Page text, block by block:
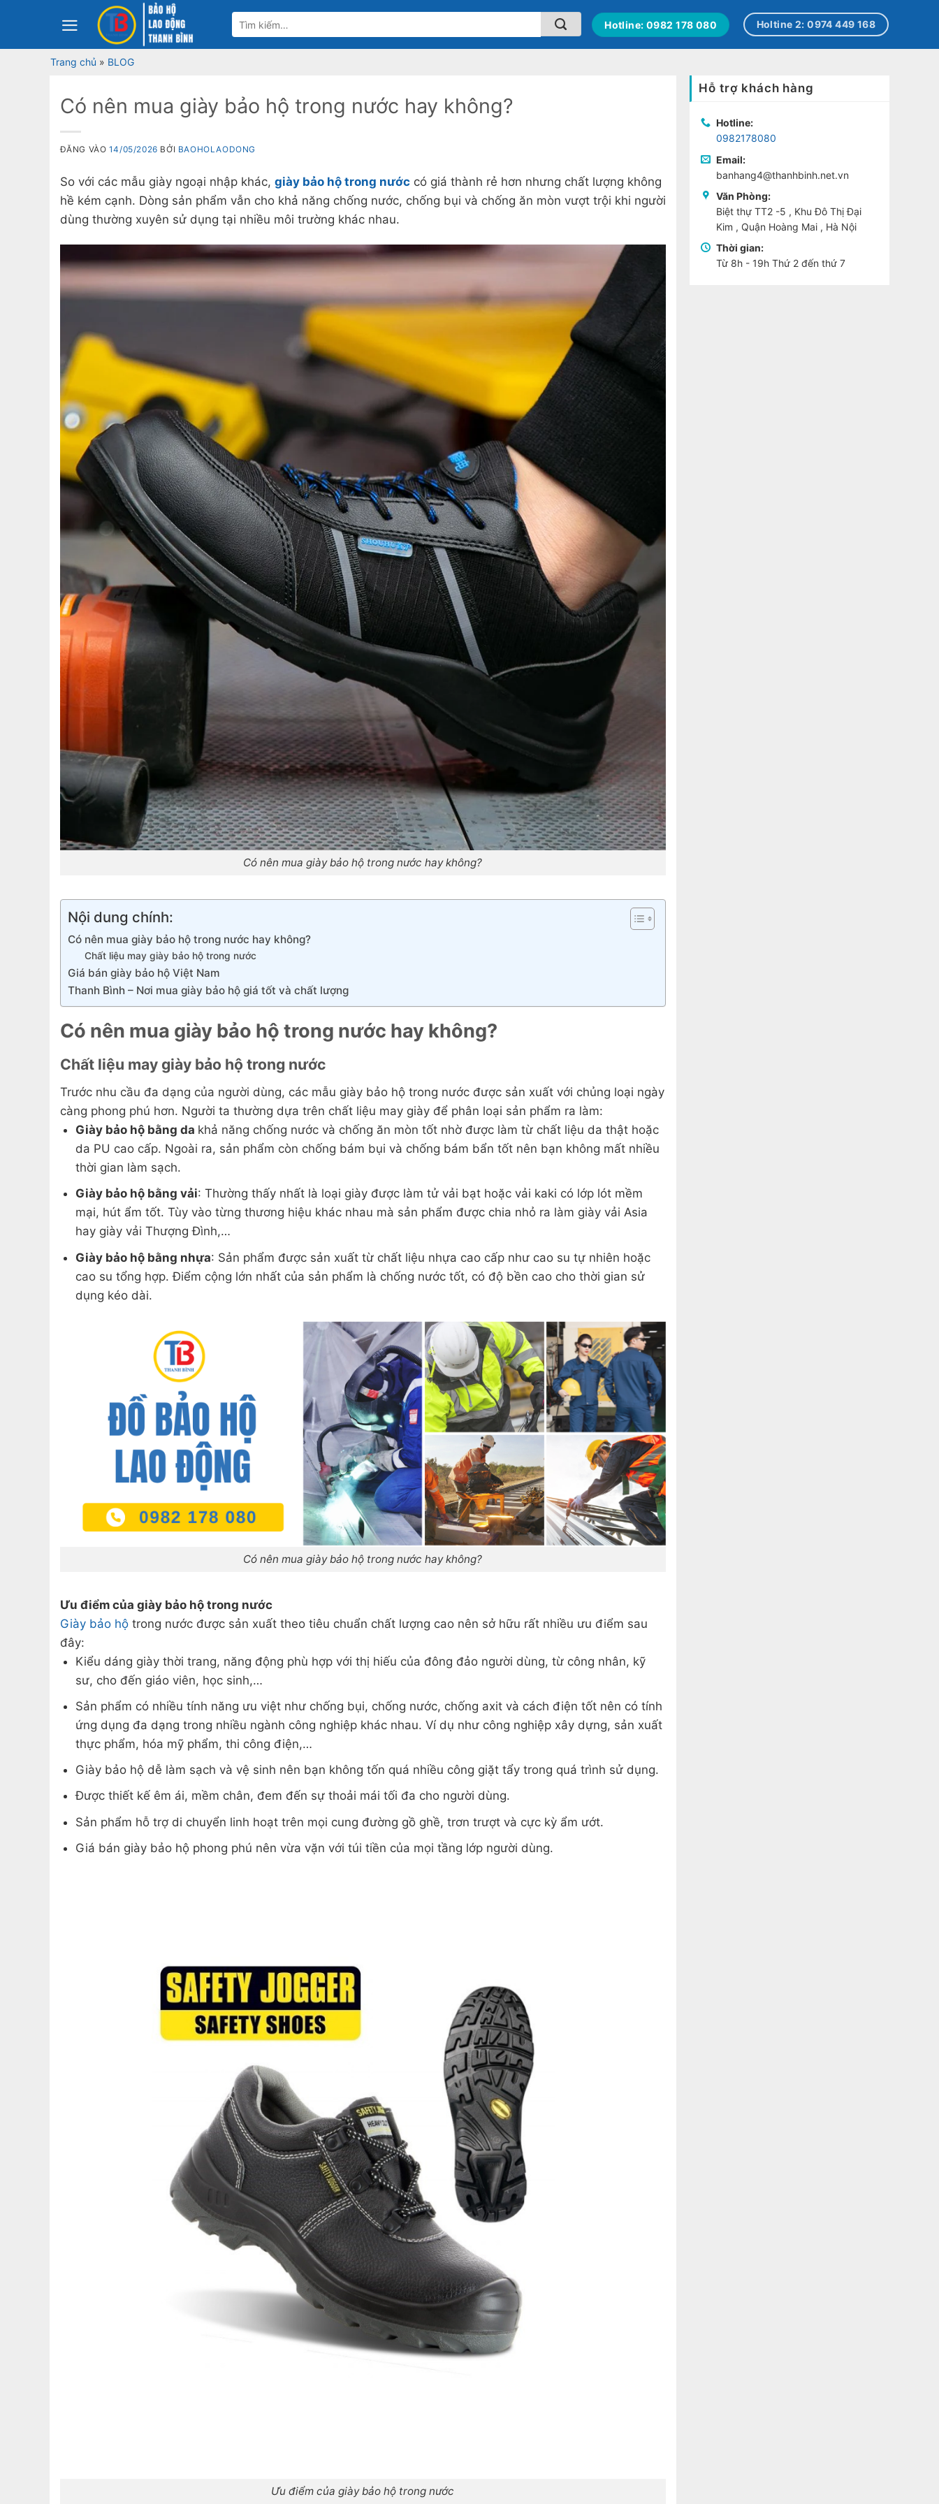
nội
Tìm
kiếm:
Hotline: 0982 178 080 Holtine 2: 0974 449 168
Trang chủ » BLOG
Có nên mua giày bảo hộ trong nước hay không?
ĐĂNG VÀO 14/05/2026 BỞI BAOHOLAODONG
So với các mẫu giày ngoại nhập khác, giày bảo hộ trong nướccó giá thành rẻ hơn nhưng chất lượng không
hề kém cạnh. Dòng sản phẩm vẫn cho khả năng chống nước, chống bụi và chống ăn mòn vượt trội khi người
dùng thường xuyên sử dụng tại nhiều môi trường khác nhau.
Có nên mua giày bảo hộ trong nước hay không?
Nội dung chính:
Có nên mua giày bảo hộ trong nước hay không?
Chất liệu may giày bảo hộ trong nước
Giá bán giày bảo hộ Việt Nam
Thanh Bình – Nơi mua giày bảo hộ giá tốt và chất lượng
Có nên mua giày bảo hộ trong nước hay không?
Chất liệu may giày bảo hộ trong nước
Trước nhu cầu đa dạng của người dùng, các mẫu giày bảo hộ trong nước được sản xuất với chủng loại ngày
càng phong phú hơn. Người ta thường dựa trên chất liệu may giày để phân loại sản phẩm ra làm:
Giày bảo hộ bằng da khả năng chống nước và chống ăn mòn tốt nhờ được làm từ chất liệu da thật hoặc
da PU cao cấp. Ngoài ra, sản phẩm còn chống bám bụi và chống bám bẩn tốt nên bạn không mất nhiều
thời gian làm sạch.
Giày bảo hộ bằng vải: Thường thấy nhất là loại giày được làm tử vải bạt hoặc vải kaki có lớp lót mềm
mại, hút ẩm tốt. Tùy vào từng thương hiệu khác nhau mà sản phẩm được chia nhỏ ra làm giày vải Asia
hay giày vải Thượng Đình,…
Giày bảo hộ bằng nhựa: Sản phẩm được sản xuất từ chất liệu nhựa cao cấp như cao su tự nhiên hoặc
cao su tổng hợp. Điểm cộng lớn nhất của sản phẩm là chống nước tốt, có độ bền cao cho thời gian sử
dụng kéo dài.
Có nên mua giày bảo hộ trong nước hay không?
Ưu điểm của giày bảo hộ trong nước
Giày bảo hộtrong nước được sản xuất theo tiêu chuẩn chất lượng cao nên sở hữu rất nhiều ưu điểm sau
đây:
Kiểu dáng giày thời trang, năng động phù hợp với thị hiếu của đông đảo người dùng, từ công nhân, kỹ
sư, cho đến giáo viên, học sinh,…
Sản phẩm có nhiều tính năng ưu việt như chống bụi, chống nước, chống axit và cách điện tốt nên có tính
ứng dụng đa dạng trong nhiều ngành công nghiệp khác nhau. Ví dụ như công nghiệp xây dựng, sản xuất
thực phẩm, hóa mỹ phẩm, thi công điện,…
Giày bảo hộ dễ làm sạch và vệ sinh nên bạn không tốn quá nhiều công giặt tẩy trong quá trình sử dụng.
Được thiết kế êm ái, mềm chân, đem đến sự thoải mái tối đa cho người dùng.
Sản phẩm hỗ trợ di chuyển linh hoạt trên mọi cung đường gồ ghề, trơn trượt và cực kỳ ẩm ướt.
Giá bán giày bảo hộ phong phú nên vừa vặn với túi tiền của mọi tầng lớp người dùng.
Ưu điểm của giày bảo hộ trong nước
Hỗ trợ khách hàng
Hotline:
0982178080
Email:
banhang4@thanhbinh.net.vn
Văn Phòng:
Biệt thự TT2 -5 , Khu Đô Thị Đại
Kim , Quận Hoàng Mai , Hà Nội
Thời gian:
Từ 8h - 19h Thứ 2 đến thứ 7